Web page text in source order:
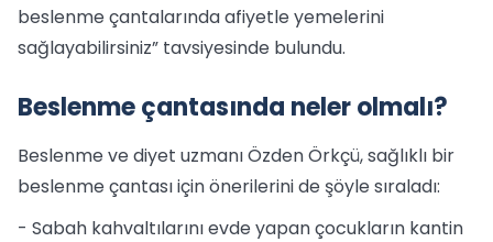
beslenme çantalarında afiyetle yemelerini
sağlayabilirsiniz” tavsiyesinde bulundu.
Beslenme çantasında neler olmalı?
Beslenme ve diyet uzmanı Özden Örkçü, sağlıklı bir
beslenme çantası için önerilerini de şöyle sıraladı:
- Sabah kahvaltılarını evde yapan çocukların kantin